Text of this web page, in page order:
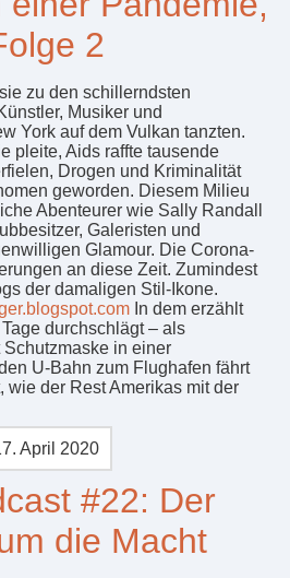
2
zu den schillerndsten
Musiker und
York auf dem Vulkan tanzten.
pleite, Aids raffte tausende
Drogen und Kriminalität
geworden. Diesem Milieu
Abenteurer wie Sally Randall
Galeristen und
Glamour. Die Corona-
an diese Zeit. Zumindest
der damaligen Stil-Ikone.
In dem erzählt
durchschlägt – als
in einer
U-Bahn zum Flughafen fährt
wie der Rest Amerikas mit der
April 2020
#22: Der
die Macht